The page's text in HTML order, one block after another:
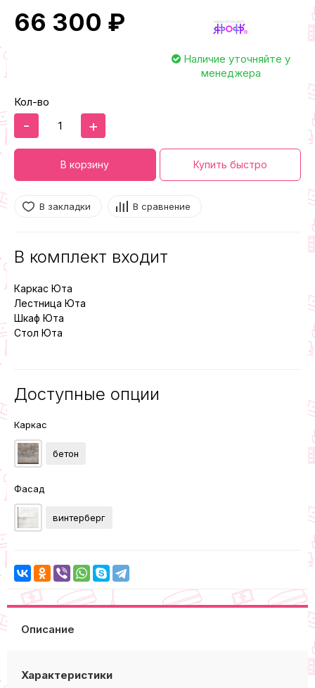
66 300 ₽
Наличие уточняйте у
менеджера
Кол-во
- +
В корзину Купить быстро
В закладки В сравнение
В комплект входит
Каркас Юта
Лестница Юта
Шкаф Юта
Стол Юта
Доступные опции
Каркас
бетон
Фасад
винтерберг
Описание
Характеристики